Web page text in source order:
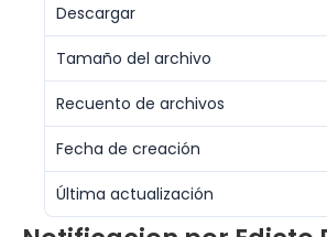
Descargar
Tamaño del archivo
Recuento de archivos
Fecha de creación
Última actualización